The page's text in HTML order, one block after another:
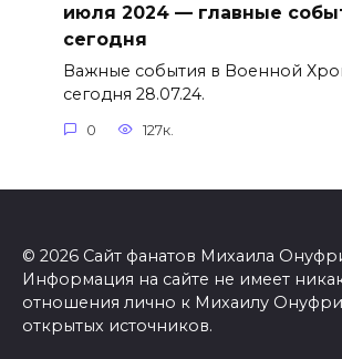
июля 2024 — главные
сегодня
Важные события в Военной
сегодня 28.07.24.
0 127к.
© 2026 Сайт фанатов Михаила
Информация на сайте не имеет
отношения лично к Михаилу
открытых источников.